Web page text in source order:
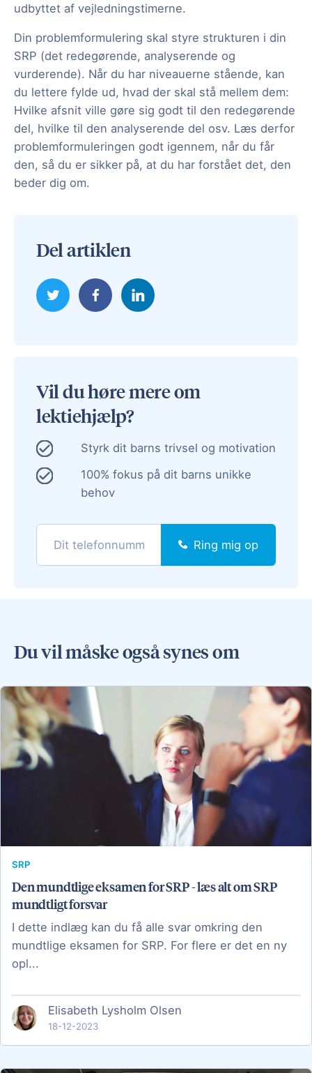
udbyttet af vejledningstimerne.
Din problemformulering skal styre strukturen i din
SRP (det redegørende, analyserende og
vurderende). Når du har niveauerne stående, kan
du lettere fylde ud, hvad der skal stå mellem dem:
Hvilke afsnit ville gøre sig godt til den redegørende
del, hvilke til den analyserende del osv. Læs derfor
problemformuleringen godt igennem, når du får
den, så du er sikker på, at du har forstået det, den
beder dig om.
Del artiklen
Vil du høre mere om
lektiehjælp?
Styrk dit barns trivsel og motivation
100% fokus på dit barns unikke
behov
Ring mig op
Du vil måske også synes om
SRP
Den mundtlige eksamen for SRP - læs alt om SRP
mundtligt forsvar
I dette indlæg kan du få alle svar omkring den
mundtlige eksamen for SRP. For flere er det en ny
opl...
Elisabeth Lysholm Olsen
18-12-2023